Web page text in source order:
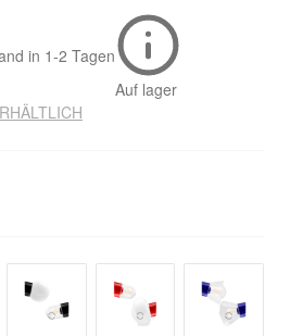
in 1-2 Tagen
Auf lager